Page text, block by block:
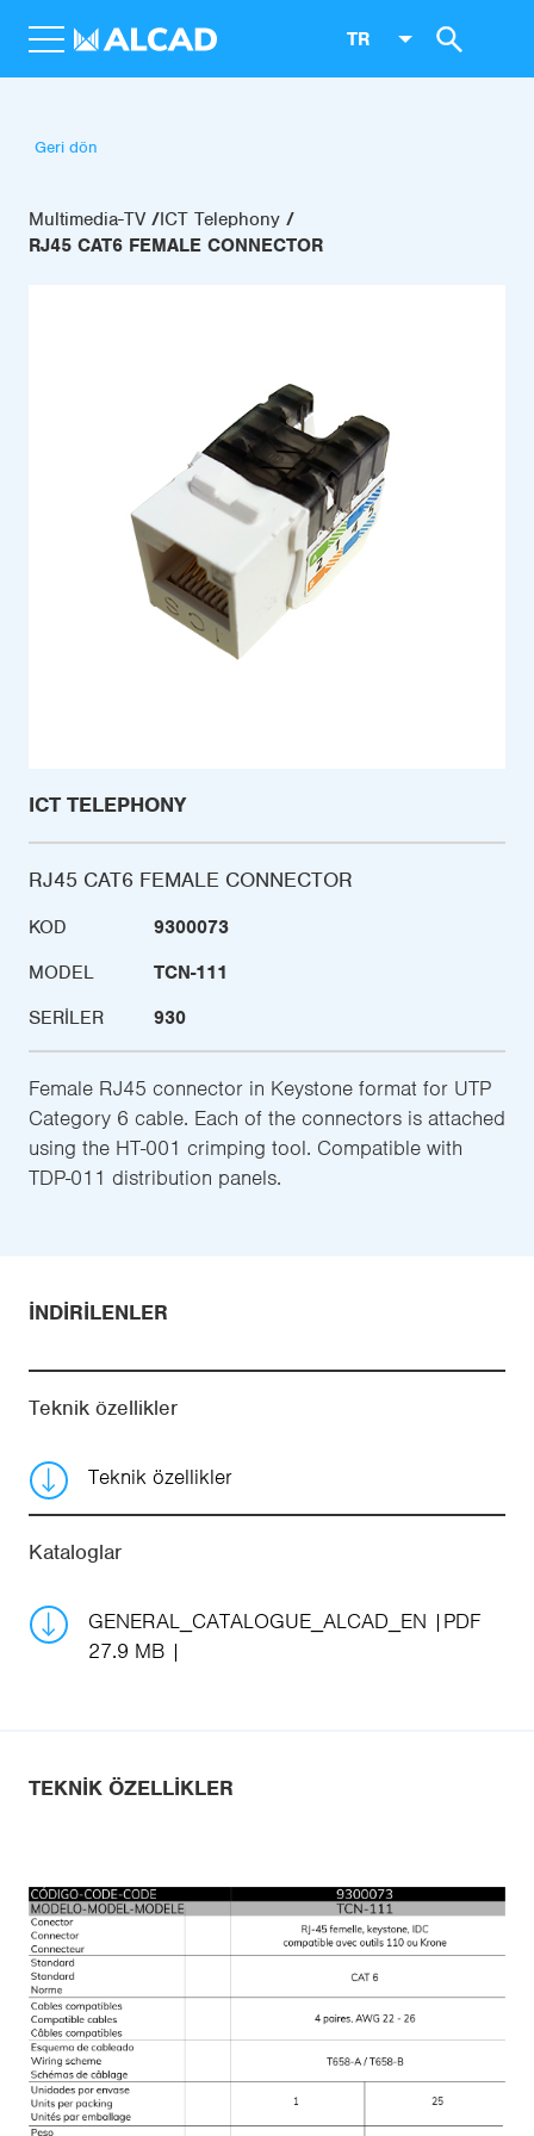
TR
Geri dön
Multimedia-TV
ICT Telephony
RJ45 CAT6 FEMALE CONNECTOR
ICT TELEPHONY
RJ45 CAT6 FEMALE CONNECTOR
KOD
9300073
MODEL
TCN-111
SERILER
930
Female RJ45 connector in Keystone format for UTP
Category 6 cable. Each of the connectors is attached
using the HT-001 crimping tool. Compatible with
TDP-011 distribution panels.
İNDIRILENLER
Teknik özellikler
Teknik özellikler
Kataloglar
GENERAL_CATALOGUE_ALCAD_EN
PDF
27.9 MB
TEKNIK ÖZELLIKLER